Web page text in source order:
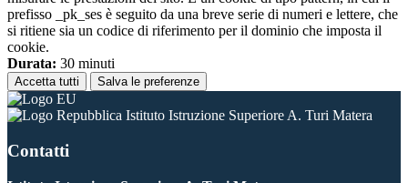
prefisso _pk_ses è seguito da una breve serie di numeri e lettere, che
si ritiene sia un codice di riferimento per il dominio che imposta il
cookie.
Durata: 30 minuti
Accetta tutti Salva le preferenze
Istituto Istruzione Superiore A. Turi Matera
Contatti